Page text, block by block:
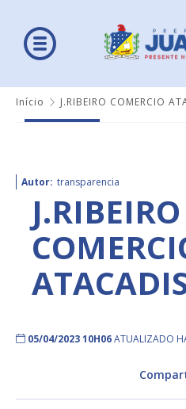
Início J.RIBEIRO COMERCIO
Autor: transparencia
J.RIBEIRO
05/04/2023 10H06ATUALIZADO